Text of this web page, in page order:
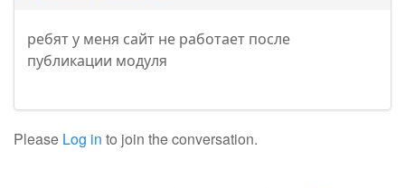
ребят у меня сайт не работает после
публикации модуля
Please Log in to join the conversation.